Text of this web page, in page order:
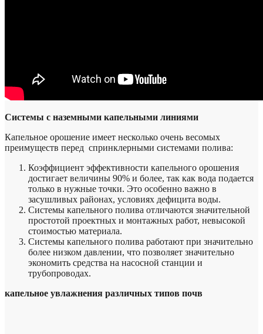
Системы с наземными капельными линиями
Капельное орошение имеет несколько очень весомых
преимуществ перед спринклерными системами полива:
Коэффициент эффективности капельного орошения
достигает величины 90% и более, так как вода подается
только в нужные точки. Это особенно важно в
засушливых районах, условиях дефицита воды.
Системы капельного полива отличаются значительной
простотой проектных и монтажных работ, невысокой
стоимостью материала.
Системы капельного полива работают при значительно
более низком давлении, что позволяет значительно
экономить средства на насосной станции и
трубопроводах.
капельное увлажнения различных типов почв